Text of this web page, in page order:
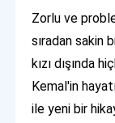
Zorlu ve
sıradan sakin
kızı dışında
Kemal'in
ile yeni bir